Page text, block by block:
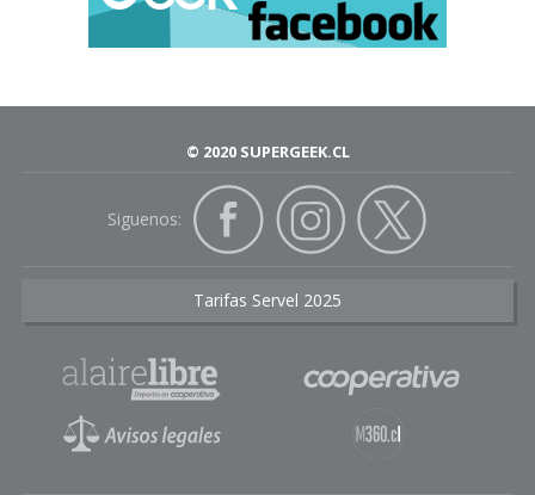
© 2020 SUPERGEEK.CL
Siguenos:
Tarifas Servel 2025